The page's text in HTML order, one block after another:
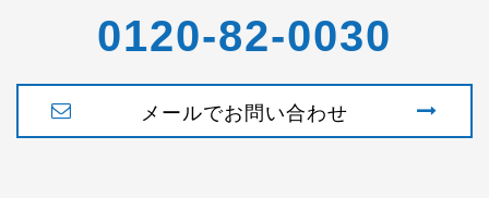
0120-82-0030
メールでお問い合わせ